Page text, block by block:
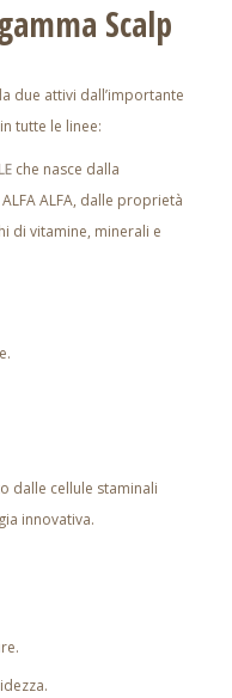
Scalp
due attivi dall’importante
tutte le linee:
che nasce dalla
ALFA, dalle proprietà
di vitamine, minerali e
dalle cellule staminali
innovativa.